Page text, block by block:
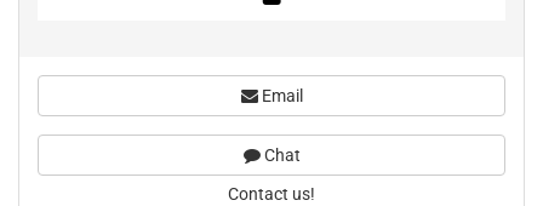
Email
Chat
Contact us!